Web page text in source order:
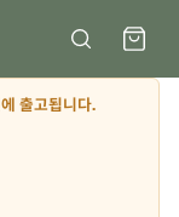
출고됩니다.